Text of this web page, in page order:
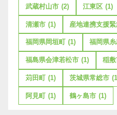
武蔵村山市 (2) 江東区 (1)
清瀬市 (1) 産地連携支援
福岡県岡垣町 (1) 福岡県
福島県会津若松市 (1) 稲
苅田町 (1) 茨城県常総市
阿見町 (1) 鶴ヶ島市 (1)